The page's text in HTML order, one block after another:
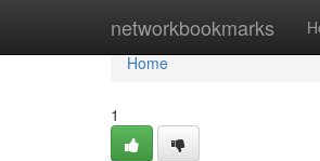
networkbookmarks
Home
Home
1